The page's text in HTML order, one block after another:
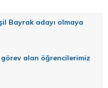
Bayrak adayı olmaya
alan öğrencilerimiz